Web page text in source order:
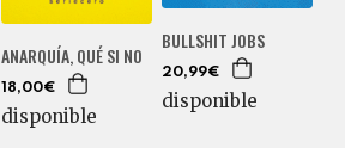
ANARQUÍA, QUÉ SI NO
18,00€
disponible
BULLSHIT JOBS
20,99€
disponible